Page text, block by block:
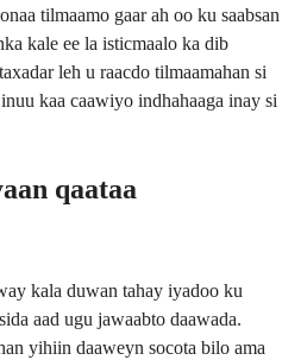
tilmaamo gaar ah oo ku saabsan
kale ee la isticmaalo ka dib
leh u raacdo tilmaamahan si
kaa caawiyo indhahaaga inay si
qaataa
kala duwan tahay iyadoo ku
aad ugu jawaabto daawada.
yihiin daaweyn socota bilo ama